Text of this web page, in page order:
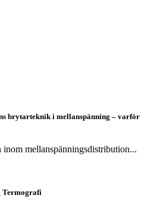
brytarteknik i mellanspänning – varför
mellanspänningsdistribution...
Termografi